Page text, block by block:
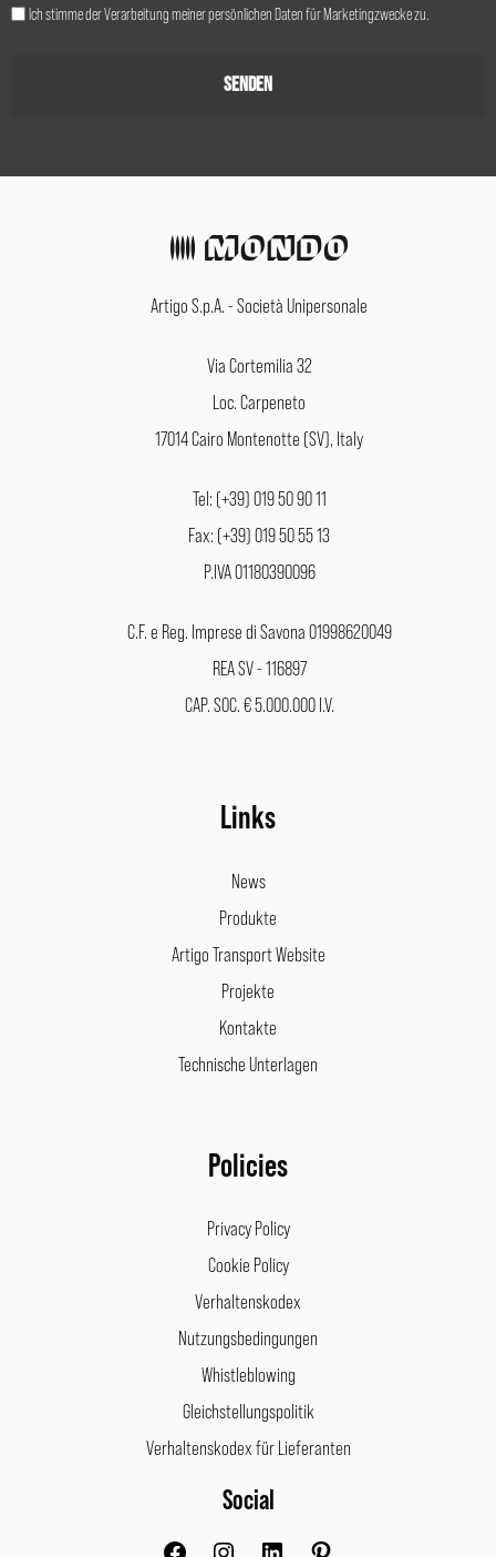
Ich stimme der Verarbeitung meiner persönlichen Daten für Marketingzwecke zu.
Artigo S.p.A. - Società Unipersonale
Via Cortemilia 32
Loc. Carpeneto
17014 Cairo Montenotte (SV), Italy
Tel: (+39) 019 50 90 11
Fax: (+39) 019 50 55 13
P.IVA 01180390096
C.F. e Reg. Imprese di Savona 01998620049
REA SV - 116897
CAP. SOC. € 5.000.000 I.V.
Links
News
Produkte
Artigo Transport Website
Projekte
Kontakte
Technische Unterlagen
Policies
Privacy Policy
Cookie Policy
Verhaltenskodex
Nutzungsbedingungen
Whistleblowing
Gleichstellungspolitik
Verhaltenskodex für Lieferanten
Social
FacebookInstagram